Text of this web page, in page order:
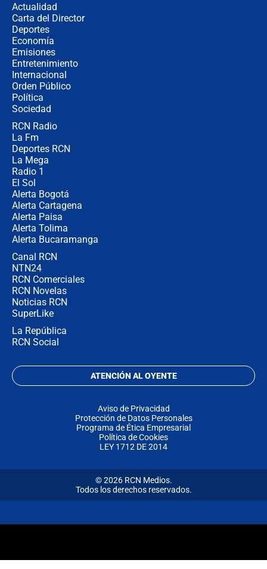
Actualidad
Carta del Director
Deportes
Economía
Emisiones
Entretenimiento
Internacional
Orden Público
Política
Sociedad
RCN Radio
La Fm
Deportes RCN
La Mega
Radio 1
El Sol
Alerta Bogotá
Alerta Cartagena
Alerta Paisa
Alerta Tolima
Alerta Bucaramanga
Canal RCN
NTN24
RCN Comerciales
RCN Novelas
Noticias RCN
SuperLike
La República
RCN Social
ATENCIÓN AL OYENTE
Aviso de Privacidad
Protección de Datos Personales
Programa de Ética Empresarial
Política de Cookies
LEY 1712 DE 2014
© 2026 RCN Medios.
Todos los derechos reservados.